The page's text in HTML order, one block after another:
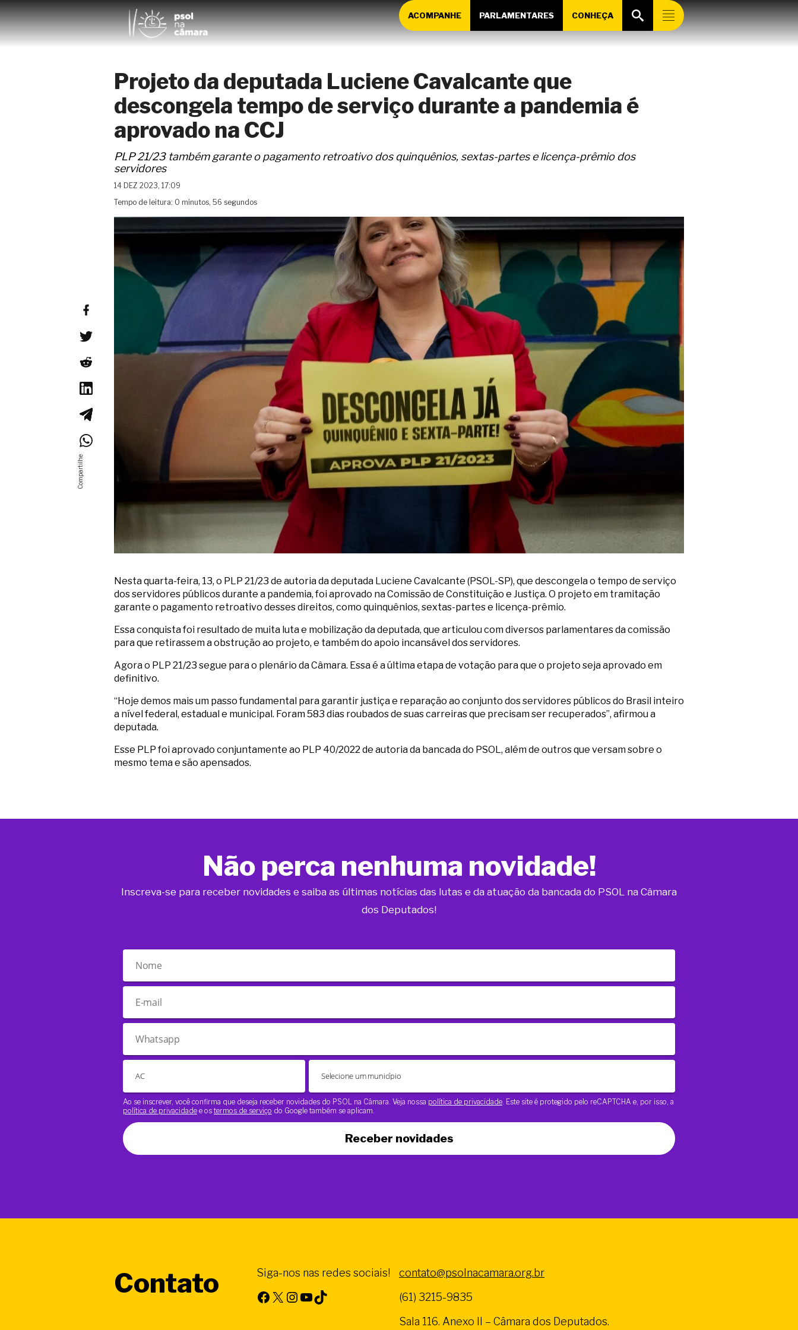
ACOMPANHE PARLAMENTARES CONHEÇA
Projeto da deputada Luciene Cavalcante que
descongela tempo de serviço durante a pandemia é
aprovado na CCJ
PLP 21/23 também garante o pagamento retroativo dos quinquênios, sextas-partes e licença-prêmio dos
servidores
14 DEZ 2023, 17:09
Tempo de leitura: 0 minutos, 56 segundos
Nesta quarta-feira, 13, o PLP 21/23 de autoria da deputada Luciene Cavalcante (PSOL-SP), que descongela o tempo de serviço
dos servidores públicos durante a pandemia, foi aprovado na Comissão de Constituição e Justiça. O projeto em tramitação
garante o pagamento retroativo desses direitos, como quinquênios, sextas-partes e licença-prêmio.
Essa conquista foi resultado de muita luta e mobilização da deputada, que articulou com diversos parlamentares da comissão
para que retirassem a obstrução ao projeto, e também do apoio incansável dos servidores.
Agora o PLP 21/23 segue para o plenário da Câmara. Essa é a última etapa de votação para que o projeto seja aprovado em
definitivo.
“Hoje demos mais um passo fundamental para garantir justiça e reparação ao conjunto dos servidores públicos do Brasil inteiro
a nível federal, estadual e municipal. Foram 583 dias roubados de suas carreiras que precisam ser recuperados”, afirmou a
deputada.
Esse PLP foi aprovado conjuntamente ao PLP 40/2022 de autoria da bancada do PSOL, além de outros que versam sobre o
mesmo tema e são apensados.
Não perca nenhuma novidade!
Inscreva-se para receber novidades e saiba as últimas notícias das lutas e da atuação da bancada do PSOL na Câmara
dos Deputados!
Ao se inscrever, você confirma que deseja receber novidades do PSOL na Câmara. Veja nossa política de privacidade . Este site é protegido pelo reCAPTCHA e, por isso, a
política de privacidade e os termos de serviço do Google também se aplicam.
Receber novidades
Contato Siga-nos nas redes sociais!
Facebook X Instagram Youtube TikTok
contato@psolnacamara.org.br
(61) 3215-9835
Sala 116. Anexo II – Câmara dos Deputados.